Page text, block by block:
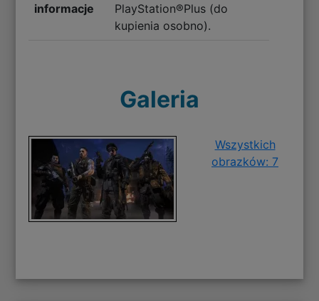
informacje
PlayStation®Plus (do
kupienia osobno).
Galeria
Wszystkich
obrazków: 7